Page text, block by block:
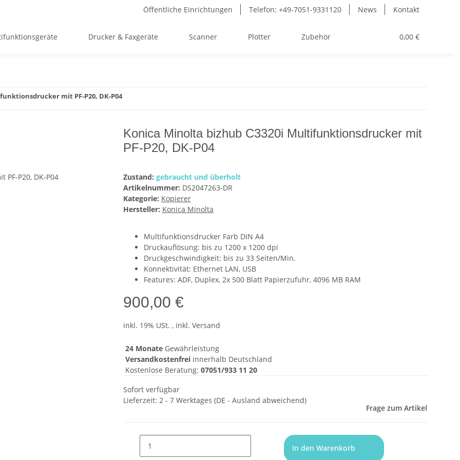
Öffentliche Einrichtungen Telefon: +49-7051-9331120 News Kontakt
0,00 €
Drucker & Faxgeräte Scanner Plotter Zubehör
mit PF-P20, DK-P04
Konica Minolta bizhub C3320i Multifunktionsdrucker mit
PF-P20, DK-P04
Zustand: gebraucht und überholt
Artikelnummer: DS2047263-DR
Kategorie: Kopierer
Hersteller: Konica Minolta
Multifunktionsdrucker Farb DIN A4
Druckauflösung: bis zu 1200 x 1200 dpi
Druckgeschwindigkeit: bis zu 33 Seiten/Min.
Konnektivität: Ethernet LAN, USB
Features: ADF, Duplex, 2x 500 Blatt Papierzufuhr, 4096 MB RAM
900,00 €
inkl. 19% USt. , inkl. Versand
24 Monate Gewährleistung
Versandkostenfrei innerhalb Deutschland
Kostenlose Beratung: 07051/933 11 20
Sofort verfügbar
Lieferzeit: 2 - 7 Werktages (DE - Ausland abweichend)
Frage zum Artikel
In den Warenkorb